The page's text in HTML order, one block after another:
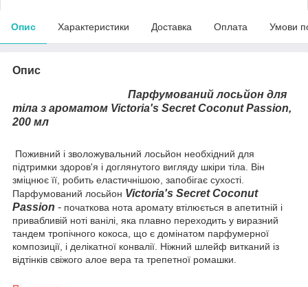
Опис Характеристики Доставка Оплата Умови
Опис
Парфумований лосьйон для
тіла з ароматом Victoria's Secret Coconut Passion,
200 мл
Поживний і зволожувальний лосьйон необхідний для
підтримки здоров'я і доглянутого вигляду шкіри тіла. Він
зміцнює її, робить еластичнішою, запобігає сухості.
Парфумований лосьйон Victoria's Secret Coconut
Passion - початкова нота аромату втілюється в апетитній і
привабливій ноті ванілі, яка плавно переходить у виразний
тандем тропічного кокоса, що є домінатом парфумерної
композиції, і делікатної конвалії. Ніжний шлейф витканий із
відтінків свіжого алое вера та трепетної ромашки.